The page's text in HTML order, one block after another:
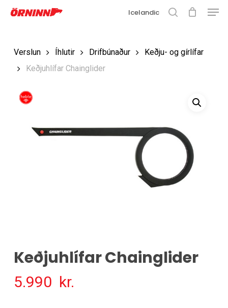
Fara
Loka
Icelandic
Verslun Íhlutir Drifbúnaður
Keðju- og gírlífar
Keðjuhlífar Chainglider
Keðjuhlífar Chainglider
5.990 kr.